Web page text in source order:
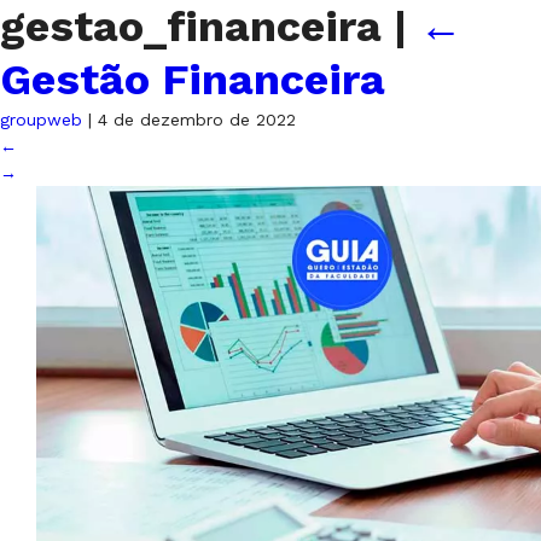
gestao_financeira | ←
Gestão Financeira
groupweb | 4 de dezembro de 2022
←
→